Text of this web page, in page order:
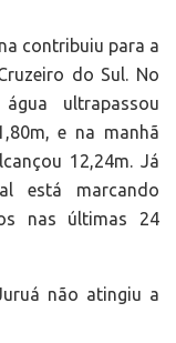
contribuiu para a
do Sul. No
ultrapassou
e na manhã
12,24m. Já
está marcando
nas últimas 24
não atingiu a